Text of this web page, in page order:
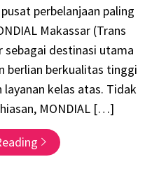
perbelanjaan paling
Makassar (Trans
sebagai destinasi utama
berlian berkualitas tinggi
kelas atas. Tidak
MONDIAL […]